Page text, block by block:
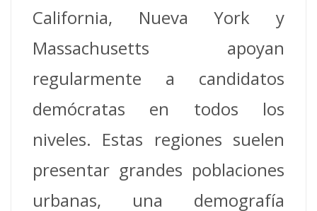
California, Nueva York y
Massachusetts apoyan
regularmente a candidatos
demócratas en todos los
niveles. Estas regiones suelen
presentar grandes poblaciones
urbanas, una demografía